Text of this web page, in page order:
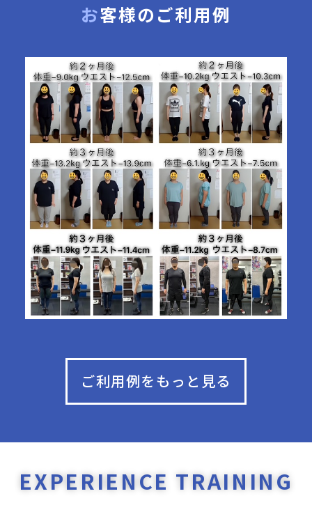
お客様のご利用例
ご利用例をもっと見る
EXPERIENCE TRAINING